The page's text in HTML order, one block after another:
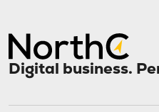
Digital business.